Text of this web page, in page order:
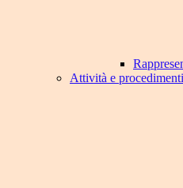
Attività e procedimenti